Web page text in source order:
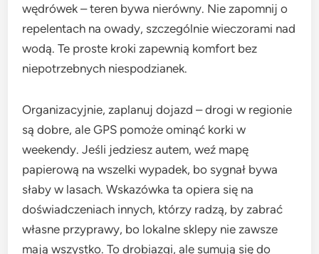
wędrówek – teren bywa nierówny. Nie zapomnij o
repelentach na owady, szczególnie wieczorami nad
wodą. Te proste kroki zapewnią komfort bez
niepotrzebnych niespodzianek.
Organizacyjnie, zaplanuj dojazd – drogi w regionie
są dobre, ale GPS pomoże ominąć korki w
weekendy. Jeśli jedziesz autem, weź mapę
papierową na wszelki wypadek, bo sygnał bywa
słaby w lasach. Wskazówka ta opiera się na
doświadczeniach innych, którzy radzą, by zabrać
własne przyprawy, bo lokalne sklepy nie zawsze
mają wszystko. To drobiazgi, ale sumują się do